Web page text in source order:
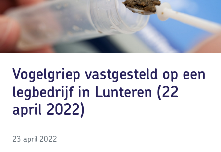
Vogelgriep vastgesteld op een
legbedrijf in Lunteren (22
april 2022)
23 april 2022